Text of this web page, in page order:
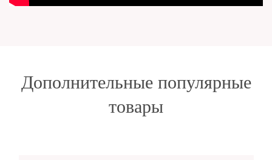
Дополнительные популярные
товары